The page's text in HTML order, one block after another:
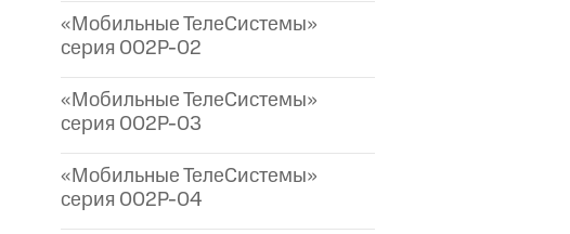
«Мобильные ТелеСистемы»
серия 002P-02
«Мобильные ТелеСистемы»
серия 002P-03
«Мобильные ТелеСистемы»
серия 002P-04